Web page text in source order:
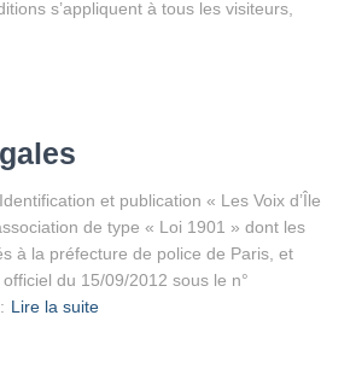
s’appliquent à tous les visiteurs,
et publication « Les Voix d’Île
de type « Loi 1901 » dont les
à la préfecture de police de Paris, et
du 15/09/2012 sous le n°
Lire la suite